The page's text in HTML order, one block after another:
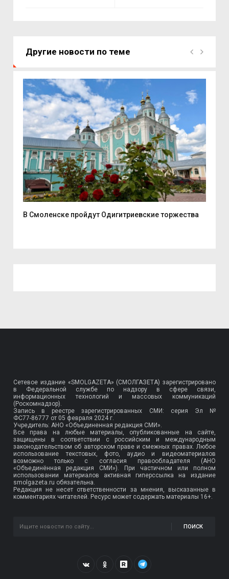
Другие новости по теме
В Смоленске пройдут Одигитриевские торжества
Сетевое издание «SMOLGAZETA» (СМОЛГАЗЕТА) зарегистрировано
в Федеральной службе по надзору в сфере связи,
информационных технологий и массовых коммуникаций
(Роскомнадзор).
Запись в реестре зарегистрированных СМИ: серия Эл №
ФС77-86777 от 05 февраля 2024 г.
Учредитель: АНО «Объединенная редакция СМИ».
Все права на любые материалы, опубликованные на сайте,
защищены в соответствии с российским и международным
законодательством об авторском праве и смежных правах. Любое
использование текстовых, фото, аудио и видеоматериалов
возможно только с согласия правообладателя (АНО
«Объединённая редакция СМИ»). При частичном или полном
использовании материалов активная гиперссылка на издание
smolgazeta.ru обязательна.
Редакция не несет ответственности за мнения, высказанные в
комментариях читателей. Ресурс может содержать материалы 16+.
ПОИСК